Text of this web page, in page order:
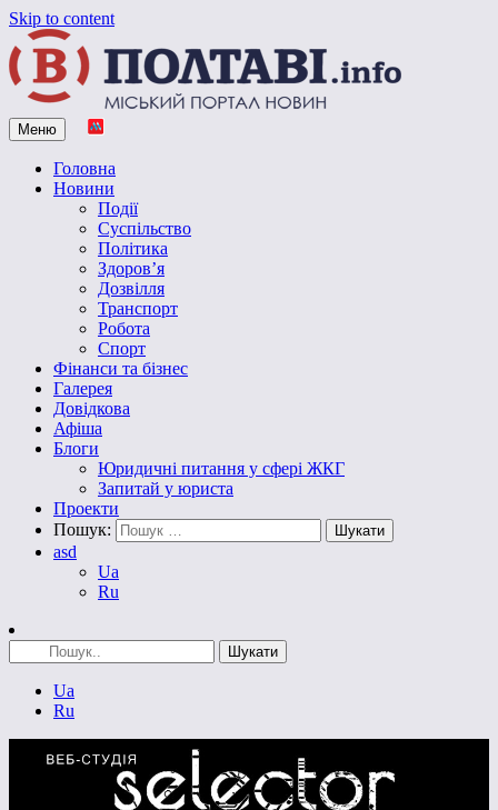
Skip to content
Vpoltave.info
Полтавський портал новин
Меню
Головна
Новини
Події
Суспільство
Політика
Здоров’я
Дозвілля
Транспорт
Робота
Спорт
Фінанси та бізнес
Галерея
Довідкова
Афіша
Блоги
Юридичні питання у сфері ЖКГ
Запитай у юриста
Проекти
Пошук:
asd
Ua
Ru
Ua
Ru